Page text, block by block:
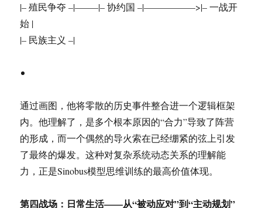
|– 殖民争夺 –|——–|– 协约国 –|—————–>|– 一战开
始 |
|– 民族主义 –|
通过画图，他将零散的历史事件整合进一个逻辑框架
内。他理解了，是多个根本原因的“合力”导致了阵营
的形成，而一个偶然的导火索在已经绷紧的弦上引发
了最终的爆发。这种对复杂系统动态关系的理解能
力，正是Sinobus模型思维训练的最高价值体现。
第四战场：日常生活——从“被动应对”到“主动规划”